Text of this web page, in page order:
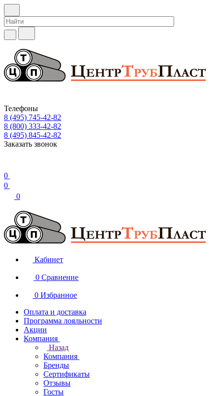
Телефоны
8 (495) 745-42-82
8 (800) 333-42-82
8 (495) 845-42-82
Заказать звонок
0
0
0
Кабинет
0 Сравнение
0 Избранное
Оплата и доставка
Программа лояльности
Акции
Компания
Назад
Компания
Бренды
Сертификаты
Отзывы
Госты